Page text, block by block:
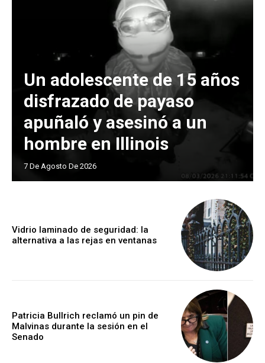
Un adolescente de 15 años
disfrazado de payaso
apuñaló y asesinó a un
hombre en Illinois
7 De Agosto De 2026
Vidrio laminado de seguridad: la
alternativa a las rejas en ventanas
Patricia Bullrich reclamó un pin de
Malvinas durante la sesión en el
Senado